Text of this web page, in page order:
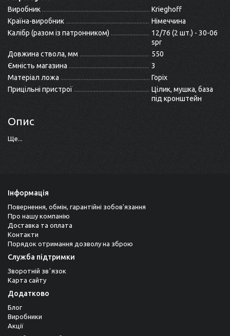
Виробник
Krieghoff
Країна-виробник
Німеччина
Калібр (разом із патронником)
12/76 (2 шт.) - 30-06
spr
Довжина ствола, мм
550
Ємність магазина
3
Матеріал ложа
Горіх
Прицільні пристрої
Цілик, мушка, база
під кронштейн
Опис
Ще...
Інформація
Повернення, обмін, гарантійні зобов'язання
Про нашу компанію
Доставка та оплата
Контакти
Порядок отримання дозволу на зброю
Служба підтримки
Зворотній звʼязок
Карта сайту
Додатково
Блог
Виробники
Акції